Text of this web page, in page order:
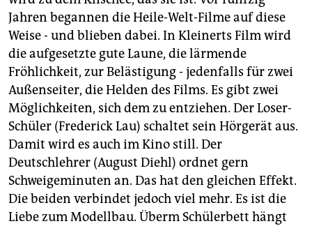
Jahren begannen die Heile-Welt-Filme auf diese
Weise - und blieben dabei. In Kleinerts Film wird
die aufgesetzte gute Laune, die lärmende
Fröhlichkeit, zur Belästigung - jedenfalls für zwei
Außenseiter, die Helden des Films. Es gibt zwei
Möglichkeiten, sich dem zu entziehen. Der Loser-
Schüler (Frederick Lau) schaltet sein Hörgerät aus.
Damit wird es auch im Kino still. Der
Deutschlehrer (August Diehl) ordnet gern
Schweigeminuten an. Das hat den gleichen Effekt.
Die beiden verbindet jedoch viel mehr. Es ist die
Liebe zum Modellbau. Überm Schülerbett hängt